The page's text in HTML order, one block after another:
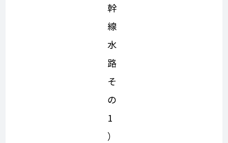
幹
線
水
路
そ
の
1
）